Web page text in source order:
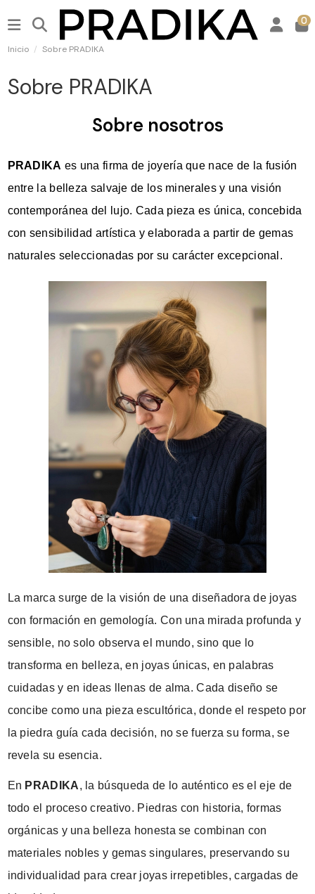
0
Inicio Sobre PRADIKA
Sobre PRADIKA
Sobre nosotros
PRADIKA es una firma de joyería que nace de la fusión
entre la belleza salvaje de los minerales y una visión
contemporánea del lujo. Cada pieza es única, concebida
con sensibilidad artística y elaborada a partir de gemas
naturales seleccionadas por su carácter excepcional.
La marca surge de la visión de una diseñadora de joyas
con formación en gemología. Con una mirada profunda y
sensible, no solo observa el mundo, sino que lo
transforma en belleza, en joyas únicas, en palabras
cuidadas y en ideas llenas de alma. Cada diseño se
concibe como una pieza escultórica, donde el respeto por
la piedra guía cada decisión, no se fuerza su forma, se
revela su esencia.
En PRADIKA, la búsqueda de lo auténtico es el eje de
todo el proceso creativo. Piedras con historia, formas
orgánicas y una belleza honesta se combinan con
materiales nobles y gemas singulares, preservando su
individualidad para crear joyas irrepetibles, cargadas de